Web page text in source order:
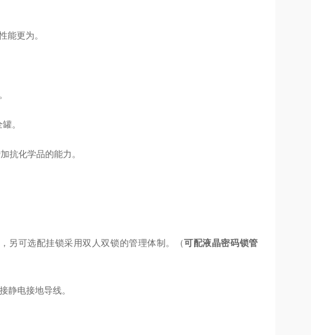
能更为。
。
抗化学品的能力。
另可选配挂锁采用双人双锁的管理体制。（可配液晶密码锁管
静电接地导线。